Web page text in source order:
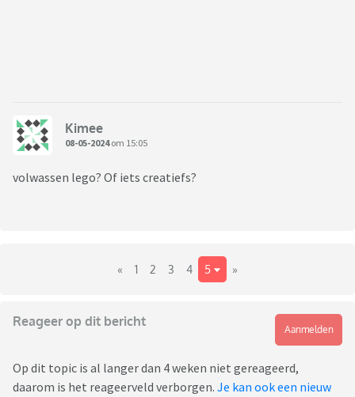
Kimee
08-05-2024om 15:05
volwassen lego? Of iets creatiefs?
« 1 2 3 4 5 »
Reageer op dit bericht
Aanmelden
Op dit topic is al langer dan 4 weken niet gereageerd,
daarom is het reageerveld verborgen. Je kan ook een nieuw